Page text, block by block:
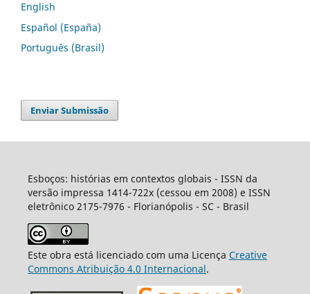
English
Español (España)
Português (Brasil)
Enviar Submissão
Esboços: histórias em contextos globais - ISSN da
versão impressa 1414-722x (cessou em 2008) e ISSN
eletrônico 2175-7976 - Florianópolis - SC - Brasil
Este obra está licenciado com uma Licença Creative
Commons Atribuição 4.0 Internacional.